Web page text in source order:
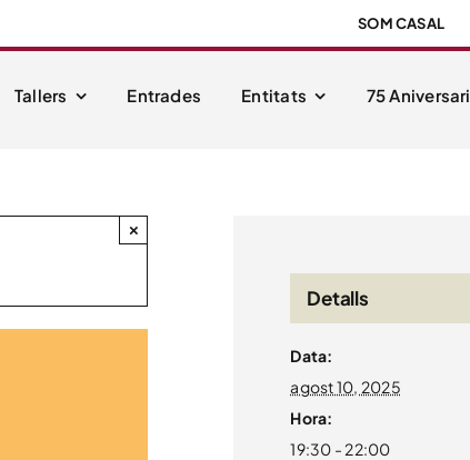
SOM CASAL
Tallers Entrades Entitats 75 Aniversari
×
Detalls
Data:
agost 10, 2025
Hora:
19:30 - 22:00